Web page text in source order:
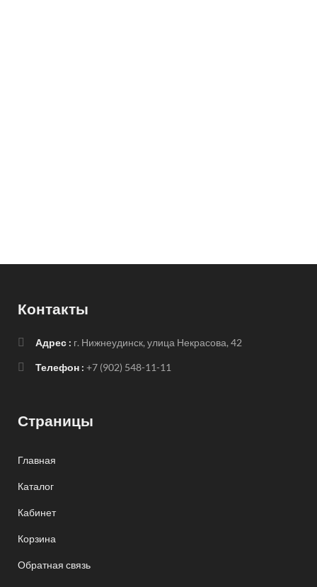
Контакты
Адрес : г. Нижнеудинск, улица Некрасова, 42
Телефон : +7 (902) 548-11-11
Страницы
Главная
Каталог
Кабинет
Корзина
Обратная связь